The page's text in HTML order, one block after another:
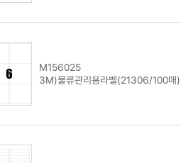
M156025
3M)물류관리용라벨(21306/100매